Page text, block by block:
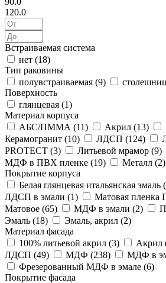
120.0
Встраиваемая система
нет (18)
Тип раковины
полувстраиваемая (9)
Поверхность
глянцевая (1)
Материал корпуса
АБС/ПММА (11) Акрил (13)
Керамогранит (10) ЛДСП (124)
PROTECT (3) Литьевой мрамор (9)
МДФ в ПВХ пленке (19) Металл (2)
Покрытие корпуса
Белая глянцевая итальянская эмаль (
ЛДСП в эмали (1) Матовая
Матовое (65) МДФ в эмали (2)
Эмаль (18) Эмаль, акрил (2)
Материал фасада
100% литьевой акрил (3) Акрил
ЛДСП (49) МДФ (238) МДФ в
Фрезерованный МДФ в эмале (6)
Покрытие фасада